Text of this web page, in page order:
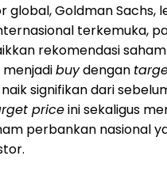
global, Goldman Sachs,
terkemuka,
rekomendasi saham
menjadibuydengan
signifikan dari
priceini sekaligus
perbankan nasional